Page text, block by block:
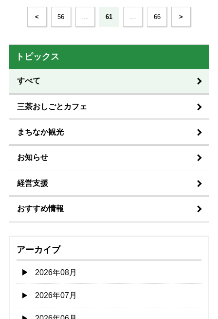
< 56 … 61 … 66 >
トピックス
すべて
三茶おしごとカフェ
まちなか観光
お知らせ
経営支援
おすすめ情報
アーカイブ
2026年08月
2026年07月